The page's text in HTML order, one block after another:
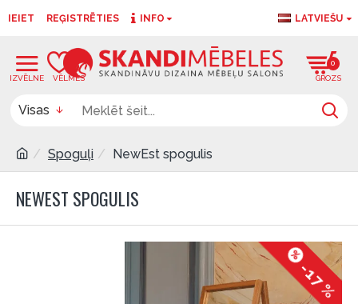
IEIET REĢISTRĒTIES INFO LATVIEŠU
0
Visas
Spoguļi NewEst spogulis
NEWEST SPOGULIS
-17 %